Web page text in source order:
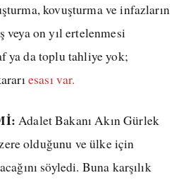
kovuşturma ve infazların
veya on yıl ertelenmesi
ya da toplu tahliye yok;
esası var.
Adalet Bakanı Akın Gürlek
olduğunu ve ülke için
söyledi. Buna karşılık